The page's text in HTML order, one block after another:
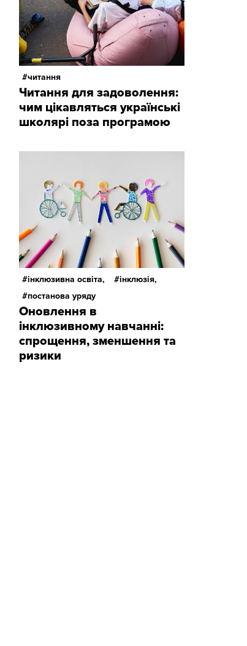
читання
Читання для задоволення:
чим цікавляться українські
школярі поза програмою
інклюзивна освіта,
інклюзія,
постанова уряду
Оновлення в
інклюзивному навчанні:
спрощення, зменшення та
ризики